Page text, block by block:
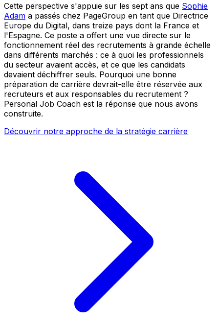
Cette perspective s'appuie sur les sept ans que Sophie
Adam a passés chez PageGroup en tant que Directrice
Europe du Digital, dans treize pays dont la France et
l'Espagne. Ce poste a offert une vue directe sur le
fonctionnement réel des recrutements à grande échelle
dans différents marchés : ce à quoi les professionnels
du secteur avaient accès, et ce que les candidats
devaient déchiffrer seuls. Pourquoi une bonne
préparation de carrière devrait-elle être réservée aux
recruteurs et aux responsables du recrutement ?
Personal Job Coach est la réponse que nous avons
construite.
Découvrir notre approche de la stratégie carrière